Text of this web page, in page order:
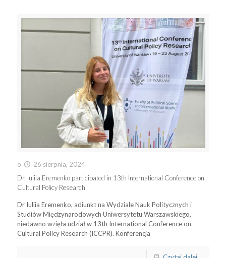
o
26 sierpnia, 2024
Dr. Iuliia Eremenko participated in 13th International Conference on
Cultural Policy Research
Dr Iuliia Eremenko, adiunkt na Wydziale Nauk Politycznych i
Studiów Międzynarodowych Uniwersytetu Warszawskiego,
niedawno wzięła udział w 13th International Conference on
Cultural Policy Research (ICCPR). Konferencja